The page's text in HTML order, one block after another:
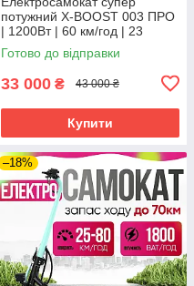
потужний X-BOOST 003 ПРО
| 1200Вт | 60 км/год | 23
Ампер | колеса 10 дюймів |
для дітей і дорослих
Готово до відправки
33 000 ₴ 43 000 ₴
Купити
–18%